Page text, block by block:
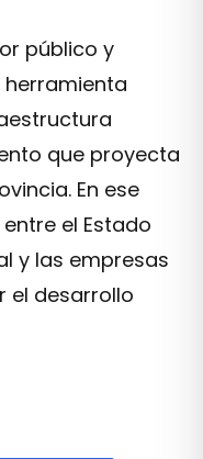
público y
que proyecta
En ese
el Estado
y las empresas
el desarrollo